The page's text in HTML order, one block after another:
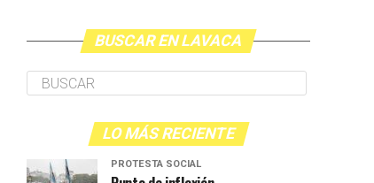
BUSCAR EN LAVACA
LO MÁS RECIENTE
PROTESTA SOCIAL